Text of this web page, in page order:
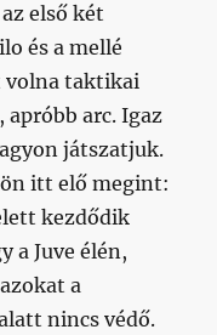
első két
és a mellé
volna taktikai
arc. Igaz
játszatjuk.
itt elő megint:
kezdődik
a Juve élén,
a
nincs védő.